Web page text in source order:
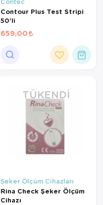
Tansiyon
Tıbbi Cihazlar
Contour Plus Test Stripi
50'li
659,00
TÜKENDI
Şeker Ölçüm Cihazları
Rina Check Şeker Ölçüm
Cihazı